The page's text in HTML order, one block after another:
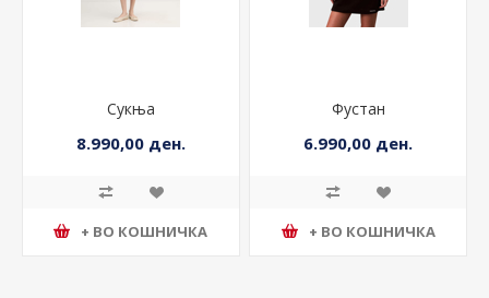
Сукња
8.990,00 ден.
Фустан
6.990,00 ден.